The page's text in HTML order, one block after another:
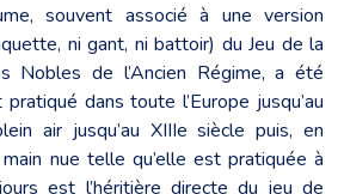
souvent associé à une version
ni gant, ni battoir) du Jeu de la
Nobles de l’Ancien Régime, a été
dans toute l’Europe jusqu’au
air jusqu’au XIIIe siècle puis, en
nue telle qu’elle est pratiquée à
est l’héritière directe du jeu de